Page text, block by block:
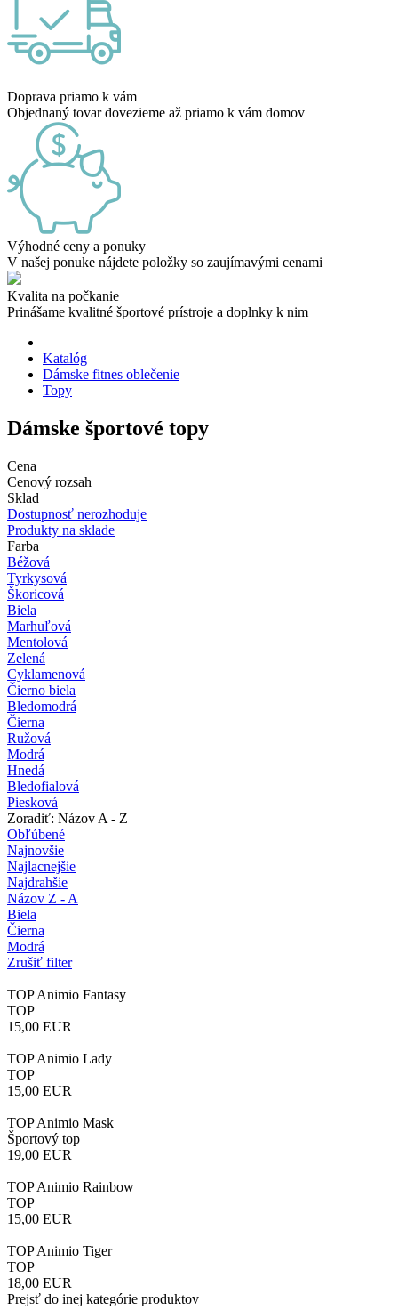
Doprava priamo k vám
Objednaný tovar dovezieme až priamo k vám domov
Výhodné ceny a ponuky
V našej ponuke nájdete položky so zaujímavými cenami
Kvalita na počkanie
Prinášame kvalitné športové prístroje a doplnky k nim
Katalóg
Dámske fitnes oblečenie
Topy
Dámske športové topy
Cena
Cenový rozsah
Sklad
Dostupnosť nerozhoduje
Produkty na sklade
Farba
Béžová
Tyrkysová
Škoricová
Biela
Marhuľová
Mentolová
Zelená
Cyklamenová
Čierno biela
Bledomodrá
Čierna
Ružová
Modrá
Hnedá
Bledofialová
Piesková
Zoradiť: Názov A - Z
Obľúbené
Najnovšie
Najlacnejšie
Najdrahšie
Názov Z - A
Biela
Čierna
Modrá
Zrušiť filter
TOP Animio Fantasy
TOP
15,00 EUR
TOP Animio Lady
TOP
15,00 EUR
TOP Animio Mask
Športový top
19,00 EUR
TOP Animio Rainbow
TOP
15,00 EUR
TOP Animio Tiger
TOP
18,00 EUR
Prejsť do inej kategórie produktov